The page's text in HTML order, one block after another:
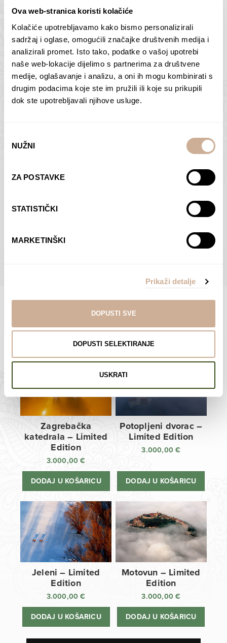
Ova web-stranica koristi kolačiće
Kolačiće upotrebljavamo kako bismo personalizirali
sadržaj i oglase, omogućili značajke društvenih medija i
analizirali promet. Isto tako, podatke o vašoj upotrebi
naše web-lokacije dijelimo s partnerima za društvene
medije, oglašavanje i analizu, a oni ih mogu kombinirati s
drugim podacima koje ste im pružili ili koje su prikupili
dok ste upotrebljavali njihove usluge.
pristanka
NUŽNI
ZA POSTAVKE
STATISTIČKI
MARKETINŠKI
Prikaži detalje
DOPUSTI SVE
DOPUSTI SELEKTIRANJE
USKRATI
Butan – ljudi 2
75,00€ – 138,00€Raspon
cijena:
od
75,00 €
138,00 €
ODABERI OPCIJE
Antarktika – krajolik
2
75,00€ – 138,00€Raspon
cijena:
od
ODABERI OPCIJE
Dolac
ODABERI OPCIJE
Moreškanti – sjena
€Raspon
od
75,00 €
do
138,00 €
ODABERI OPCIJE
POGLEDAJTE SVE PROIZVODE U OVOJ KATEGORIJI
Limited Edition Fotografije
Zagrebačka
katedrala – Limited
Edition
3.000,00€
DODAJ U KOŠARICU
Potopljeni dvorac –
Limited Edition
3.000,00€
DODAJ U KOŠARICU
Jeleni – Limited
Edition
3.000,00€
DODAJ U KOŠARICU
Motovun – Limited
Edition
3.000,00€
DODAJ U KOŠARICU